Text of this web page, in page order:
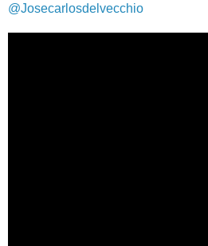
@Josecarlosdelvecchio